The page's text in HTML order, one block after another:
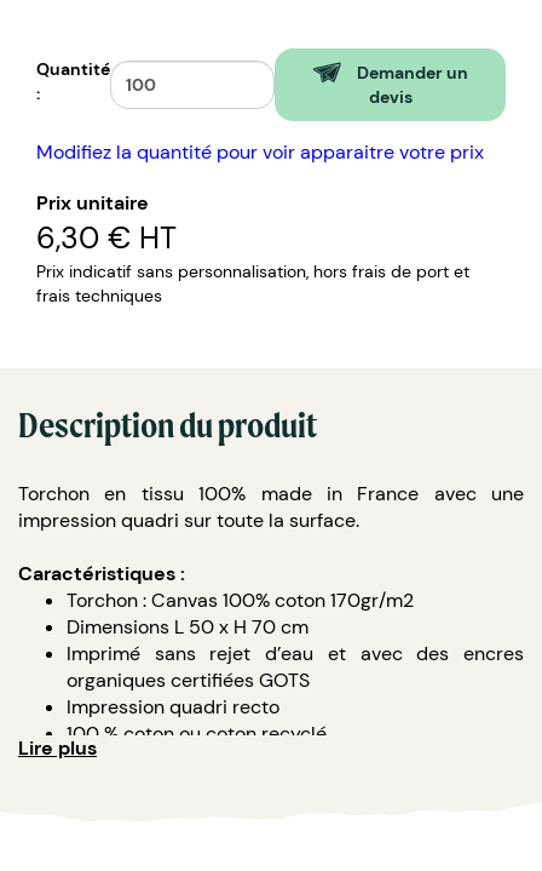
Imprimé sans rejet d’eau et avec des encres organiques
certifiées GOTS.
Quantité
:
Demander un
devis
Modifiez la quantité pour voir apparaitre votre prix
Prix unitaire
6,30 € HT
Prix indicatif sans personnalisation, hors frais de port et
frais techniques
Description du produit
Torchon en tissu 100% made in France avec une
impression quadri sur toute la surface.
Caractéristiques :
Torchon : Canvas 100% coton 170gr/m2
Dimensions L 50 x H 70 cm
Imprimé sans rejet d’eau et avec des encres
organiques certifiées GOTS
Impression quadri recto
100 % coton ou coton recyclé
Fabrication 100% Française à partir de 50 p
Lire plus